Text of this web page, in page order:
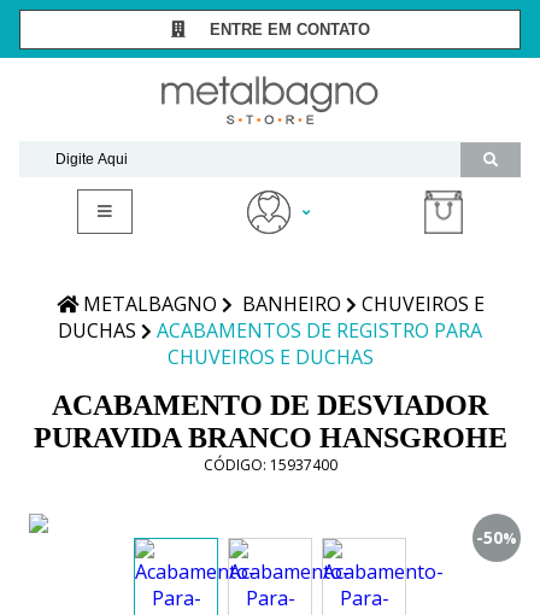
ENTRE EM CONTATO
SÃO PAULO - (11) 3081-7006
RIO DE JANEIRO -
(21) 2294-8091
(11) 99467-1909
METALBAGNO BANHEIRO
CHUVEIROS E
DUCHAS
ACABAMENTOS DE REGISTRO PARA
CHUVEIROS E DUCHAS
ACABAMENTO DE DESVIADOR
PURAVIDA BRANCO HANSGROHE
CÓDIGO: 15937400
-50%